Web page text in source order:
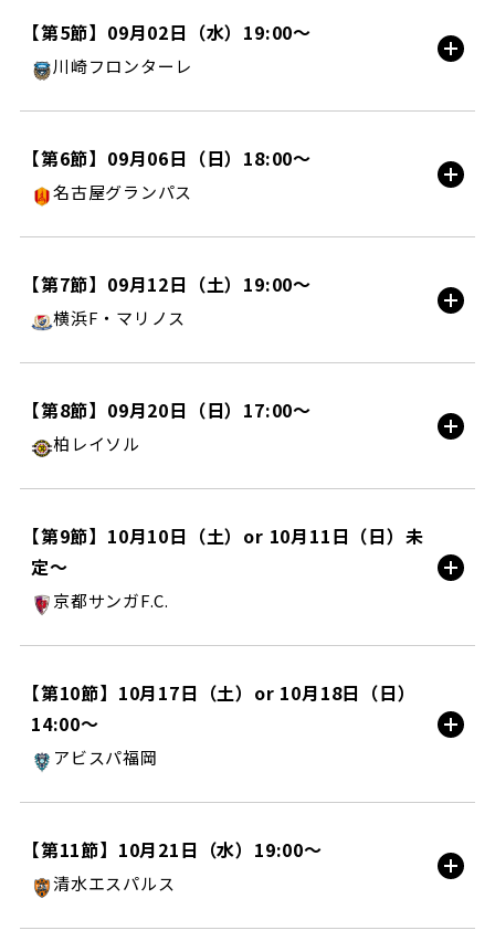
水戸信用金庫スタジアム/AWAY
【第5節】09月02日（水）19:00〜
川崎フロンターレ
町田ＧＩＯＮスタジアム/HOME
【第6節】09月06日（日）18:00〜
名古屋グランパス
豊田スタジアム/AWAY
【第7節】09月12日（土）19:00〜
横浜F・マリノス
ＭＵＦＧスタジアム/HOME
【第8節】09月20日（日）17:00〜
柏レイソル
町田ＧＩＯＮスタジアム/HOME
【第9節】10月10日（土）or 10月11日（日）未
定〜
京都サンガF.C.
サンガスタジアム by ＫＹＯＣＥＲＡ/AWAY
【第10節】10月17日（土）or 10月18日（日）
14:00〜
アビスパ福岡
町田ＧＩＯＮスタジアム/HOME
【第11節】10月21日（水）19:00〜
清水エスパルス